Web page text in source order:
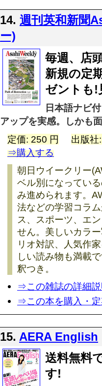
14. 週刊英和新聞
ー)
毎週、店
新規の定
ゼントも!
日本語ナビ
アップを実感。しかも
定価: 250 円
出版
⇒購入する
朝日ウイークリー
ベル別になってい
み進められます。
法などの学習コラ
ス、スポーツ、エ
せん。美しいカラ
リオ対訳、人気作
しい読み物も満載
釈つき。
⇒この雑誌の詳細
⇒この本を購入・
15. AERA English
送料無料
す!